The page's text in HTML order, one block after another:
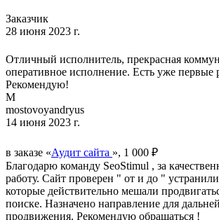
Заказчик
28 июня 2023 г.
Отличный исполнитель, прекрасная
оперативное исполнение. Есть уже первые
Рекомендую!
M
mostovoyandryus
14 июня 2023 г.
в заказе «Аудит сайта », 1 000 ₽
Благодарю команду SeoStimul , за
работу. Сайт проверен " от и до "
которые действительно мешали
поиске. Назначено направление для
продвижения. Рекомендую обращаться !